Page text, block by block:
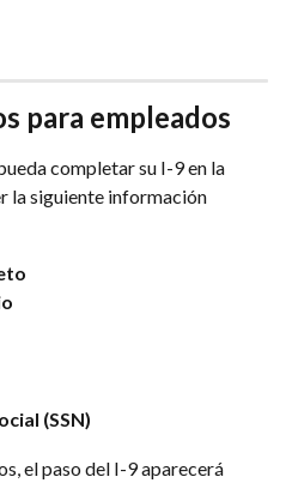
para empleados
completar su I-9 en la
la siguiente información
(SSN)
el paso del I-9 aparecerá